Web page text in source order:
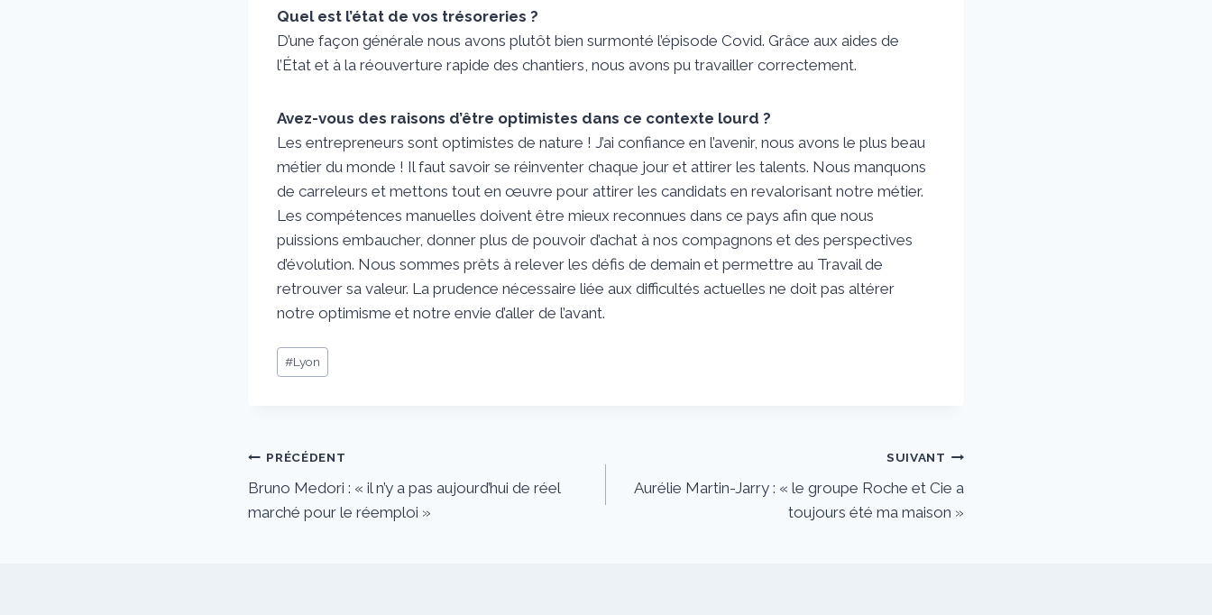
Quel est l’état de vos trésoreries ?
D’une façon générale nous avons plutôt bien surmonté l’épisode Covid. Grâce aux aides de
l’État et à la réouverture rapide des chantiers, nous avons pu travailler correctement.
Avez-vous des raisons d’être optimistes dans ce contexte lourd ?
Les entrepreneurs sont optimistes de nature ! J’ai confiance en l’avenir, nous avons le plus beau
métier du monde ! Il faut savoir se réinventer chaque jour et attirer les talents. Nous manquons
de carreleurs et mettons tout en œuvre pour attirer les candidats en revalorisant notre métier.
Les compétences manuelles doivent être mieux reconnues dans ce pays afin que nous
puissions embaucher, donner plus de pouvoir d’achat à nos compagnons et des perspectives
d’évolution. Nous sommes prêts à relever les défis de demain et permettre au Travail de
retrouver sa valeur. La prudence nécessaire liée aux difficultés actuelles ne doit pas altérer
notre optimisme et notre envie d’aller de l’avant.
Étiquettes
de
#Lyon
Navigation
de
PRÉCÉDENT
Bruno Medori : « il n’y a pas aujourd’hui de réel
marché pour le réemploi »
SUIVANT
Aurélie Martin-Jarry : « le groupe Roche et Cie a
toujours été ma maison »